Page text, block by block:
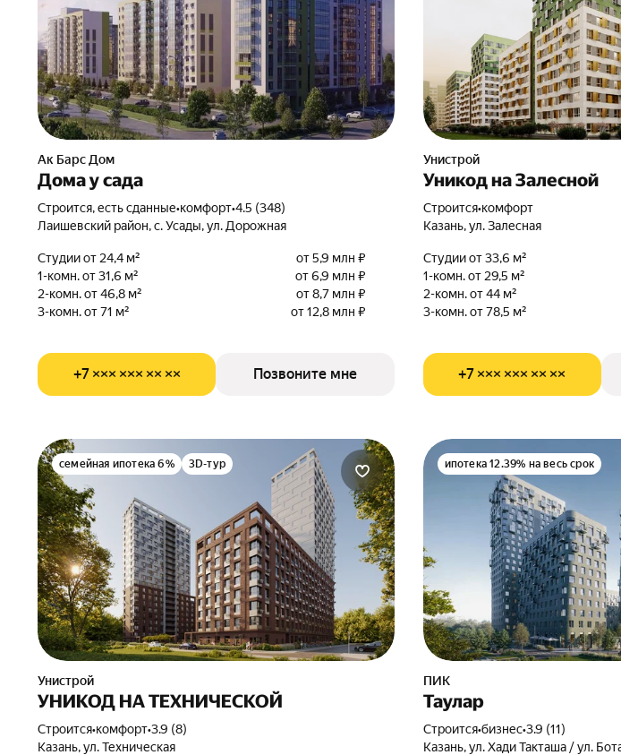
Ак Барс Дом
Дома у сада
Строится, есть сданные•комфорт•4.5 (348)
Лаишевский район, с. Усады, ул. Дорожная
Студии от 24,4 м²
от 5,9 млн ₽
1-комн. от 31,6 м²
от 6,9 млн ₽
2-комн. от 46,8 м²
от 8,7 млн ₽
3-комн. от 71 м²
от 12,8 млн ₽
+7 ××× ××× ×× ×× Позвоните мне
Унистрой
Уникод на Залесной
Строится•комфорт
Казань, ул. Залесная
Студии от 33,6 м²
1-комн. от 29,5 м²
2-комн. от 44 м²
3-комн. от 78,5 м²
+7 ××× ××× ×× ××
семейная ипотека 6% 3D-тур
Унистрой
УНИКОД НА ТЕХНИЧЕСКОЙ
Строится•комфорт•3.9 (8)
Казань, ул. Техническая
ипотека 12.39% на весь срок
ПИК
Таулар
Строится•бизнес•3.9 (11)
Казань, ул. Хади Такташа / ул.